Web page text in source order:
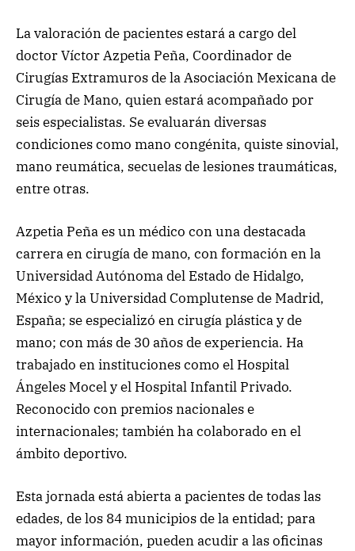
La valoración de pacientes estará a cargo del
doctor Víctor Azpetia Peña, Coordinador de
Cirugías Extramuros de la Asociación Mexicana de
Cirugía de Mano, quien estará acompañado por
seis especialistas. Se evaluarán diversas
condiciones como mano congénita, quiste sinovial,
mano reumática, secuelas de lesiones traumáticas,
entre otras.
Azpetia Peña es un médico con una destacada
carrera en cirugía de mano, con formación en la
Universidad Autónoma del Estado de Hidalgo,
México y la Universidad Complutense de Madrid,
España; se especializó en cirugía plástica y de
mano; con más de 30 años de experiencia. Ha
trabajado en instituciones como el Hospital
Ángeles Mocel y el Hospital Infantil Privado.
Reconocido con premios nacionales e
internacionales; también ha colaborado en el
ámbito deportivo.
Esta jornada está abierta a pacientes de todas las
edades, de los 84 municipios de la entidad; para
mayor información, pueden acudir a las oficinas